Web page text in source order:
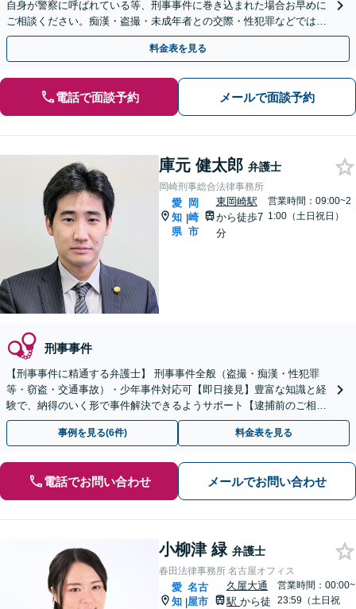
自身が警察に呼ばれている等、刑事事件に巻き込まれた場合お早めに
ご相談ください。痴漢・盗撮・未成年者との交際・性犯罪などでは、
早期釈放や逮捕されないために対応します。
料金表を見る
電話で面談予約 メールで面談予約
庫元 健太郎 弁護士
岡崎刑事総合法律事務所
愛
知
県
|
岡
崎
市
東岡崎駅
から徒歩7
分
営業時間：09:00~2
1:00（土日祝日）
刑事事件
【刑事事件に精通する弁護士】 刑事事件全般（盗撮・痴漢・性犯罪
等・窃盗・交通事故）・少年事件対応可【即日接見】豊富な知識と経
験で、納得のいく形で事件解決できるようサポート【逮捕前のご相談
も可能】取り調べ時のアドバイスをします【初回相談無料】
事例を見る(6件) 料金表を見る
電話でお問い合わせ メールでお問い合わせ
小柳津 緑 弁護士
春田法律事務所 名古屋オフィス
愛
知 |
名古
屋市
久屋大通
駅から徒
営業時間：00:00~
23:59（土日祝